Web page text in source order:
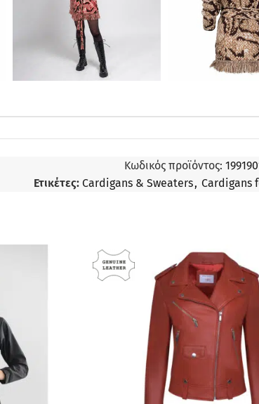
Κωδικός προϊόντος:
Ετικέτες: Cardigans & Sweaters, Cardigans
ΠΡΟΣΦΟΡΆ